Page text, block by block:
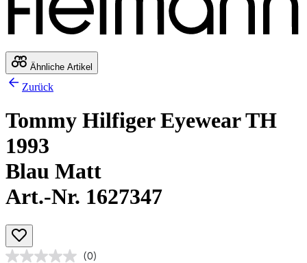
Ähnliche Artikel
Zurück
Tommy Hilfiger Eyewear TH
1993
Blau Matt
Art.-Nr. 1627347
(0)